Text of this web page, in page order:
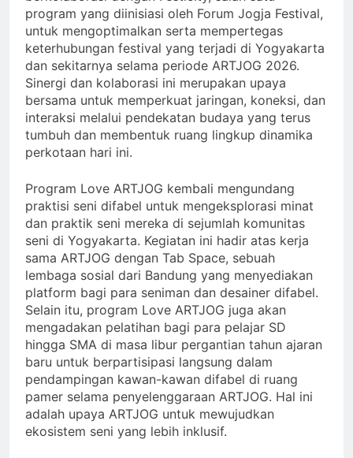
program yang diinisiasi oleh Forum Jogja Festival,
untuk mengoptimalkan serta mempertegas
keterhubungan festival yang terjadi di Yogyakarta
dan sekitarnya selama periode ARTJOG 2026.
Sinergi dan kolaborasi ini merupakan upaya
bersama untuk memperkuat jaringan, koneksi, dan
interaksi melalui pendekatan budaya yang terus
tumbuh dan membentuk ruang lingkup dinamika
perkotaan hari ini.
Program Love ARTJOG kembali mengundang
praktisi seni difabel untuk mengeksplorasi minat
dan praktik seni mereka di sejumlah komunitas
seni di Yogyakarta. Kegiatan ini hadir atas kerja
sama ARTJOG dengan Tab Space, sebuah
lembaga sosial dari Bandung yang menyediakan
platform bagi para seniman dan desainer difabel.
Selain itu, program Love ARTJOG juga akan
mengadakan pelatihan bagi para pelajar SD
hingga SMA di masa libur pergantian tahun ajaran
baru untuk berpartisipasi langsung dalam
pendampingan kawan-kawan difabel di ruang
pamer selama penyelenggaraan ARTJOG. Hal ini
adalah upaya ARTJOG untuk mewujudkan
ekosistem seni yang lebih inklusif.